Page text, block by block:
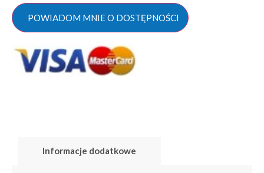
POWIADOM MNIE O DOSTĘPNOŚCI
Informacje dodatkowe